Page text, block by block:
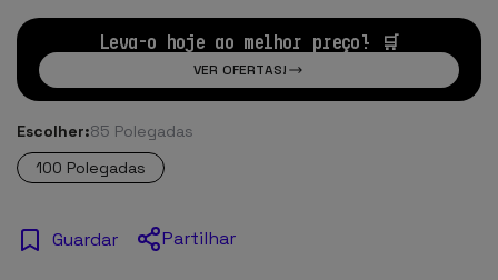
Leva-o hoje ao melhor preço! 🛒
VER OFERTAS!
Escolher:85 Polegadas
100 Polegadas
Guardar Partilhar